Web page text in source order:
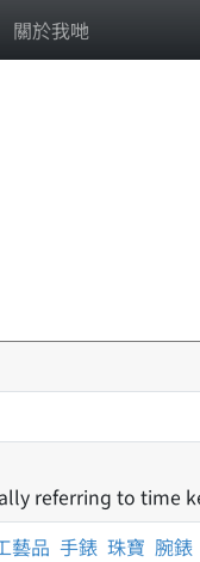
關於我哋
referring to time
藝品 手錶 珠寶 腕錶